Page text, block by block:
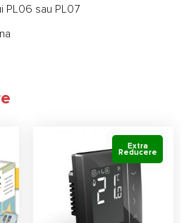
PL06 sau PL07
Extra
Reducere